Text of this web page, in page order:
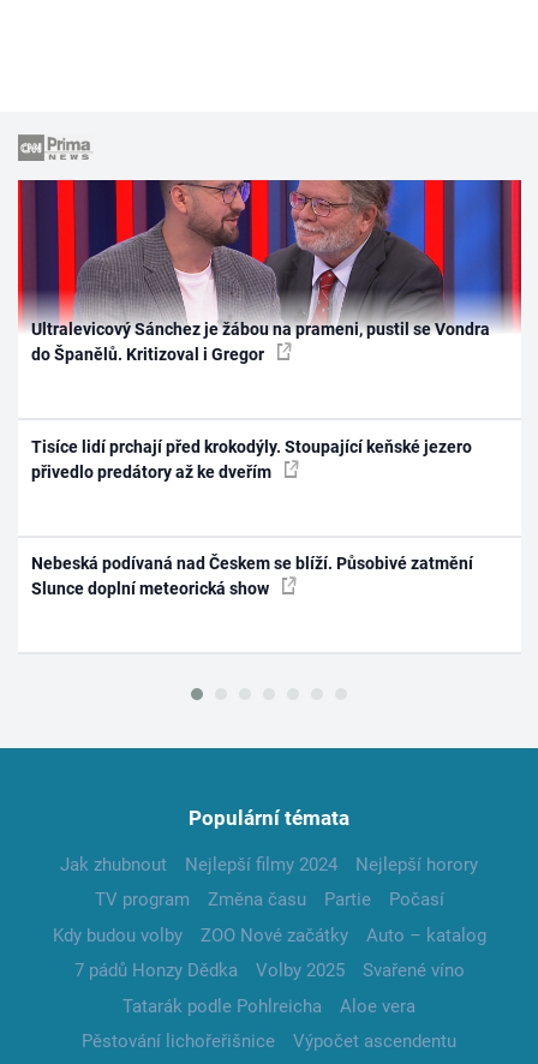
Ultralevicový Sánchez je žábou na prameni, pustil se Vondra
do Španělů. Kritizoval i Gregor
Tisíce lidí prchají před krokodýly. Stoupající keňské jezero
přivedlo predátory až ke dveřím
Nebeská podívaná nad Českem se blíží. Působivé zatmění
Slunce doplní meteorická show
Populární témata
Jak zhubnout Nejlepší filmy 2024
Nejlepší horory
TV program
Změna času Partie
Počasí
Kdy budou volby
ZOO Nové začátky
Auto – katalog
7 pádů Honzy Dědka
Volby 2025
Svařené víno
Tatarák podle Pohlreicha
Aloe vera
Pěstování lichořeřišnice
Výpočet ascendentu